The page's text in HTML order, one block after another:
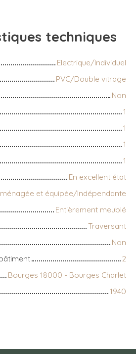
techniques
Electrique/Individuel
PVC/Double vitrage
Non
1
1
1
1
En excellent état
et équipée/Indépendante
Entièrement meublé
Traversant
Non
2
Bourges 18000 - Bourges Charlet
1940